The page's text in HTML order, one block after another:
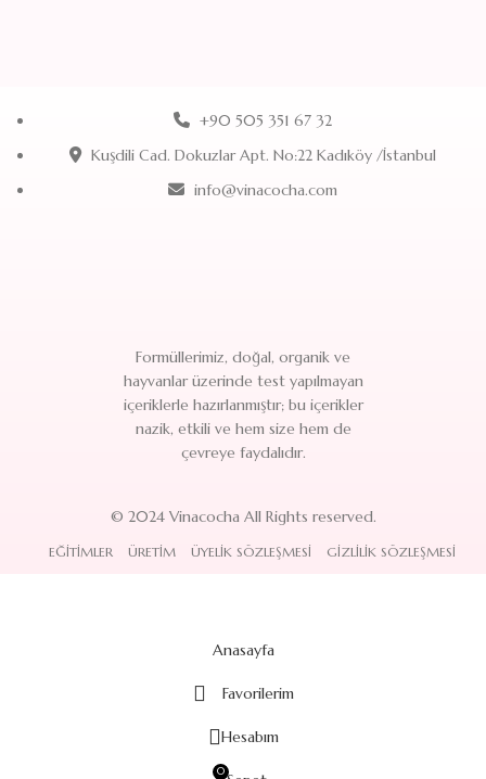
+90 505 351 67 32
Kuşdili Cad. Dokuzlar Apt. No:22 Kadıköy /İstanbul
info@vinacocha.com
Formüllerimiz, doğal, organik ve
hayvanlar üzerinde test yapılmayan
içeriklerle hazırlanmıştır; bu içerikler
nazik, etkili ve hem size hem de
çevreye faydalıdır.
© 2024 Vinacocha All Rights reserved.
EĞITIMLER ÜRETIM ÜYELIK SÖZLEŞMESI GIZLILIK SÖZLEŞMESI
Anasayfa
Favorilerim
Hesabım
0